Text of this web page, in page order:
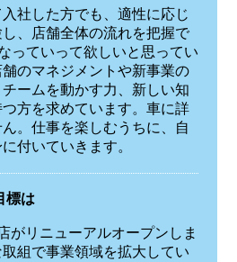
社した方でも、適性に応じ
、店舗全体の流れを把握で
っていって欲しいと思ってい
のマネジメントや新事業の
ームを動かす力、新しい知
方を求めています。車に詳
。仕事を楽しむうちに、自
付いていきます。
標は
がリニューアルオープンしま
組で事業領域を拡大してい